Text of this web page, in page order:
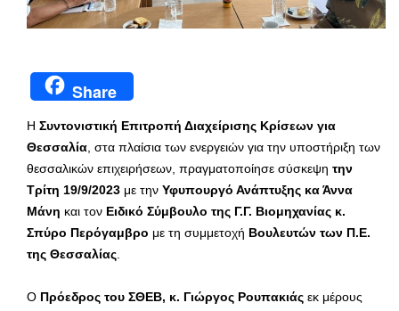
Share
Η Συντονιστική Επιτροπή Διαχείρισης Κρίσεων για
Θεσσαλία, στα πλαίσια των ενεργειών για την υποστήριξη των
θεσσαλικών επιχειρήσεων, πραγματοποίησε σύσκεψη την
Τρίτη 19/9/2023 με την Υφυπουργό Ανάπτυξης κα Άννα
Μάνη και τον Ειδικό Σύμβουλο της Γ.Γ. Βιομηχανίας κ.
Σπύρο Περόγαμβρο με τη συμμετοχή Βουλευτών των Π.Ε.
της Θεσσαλίας.
Ο Πρόεδρος του ΣΘΕΒ, κ. Γιώργος Ρουπακιάς εκ μέρους